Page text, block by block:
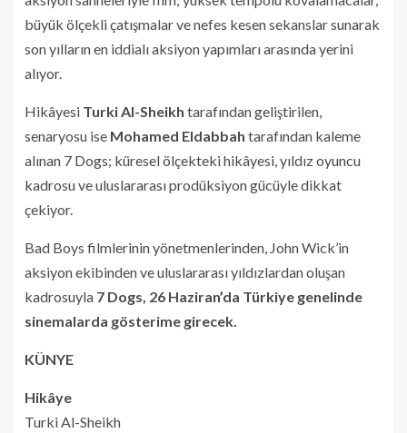
büyük ölçekli çatışmalar ve nefes kesen sekanslar sunarak
son yılların en iddialı aksiyon yapımları arasında yerini
alıyor.
Hikâyesi Turki Al-Sheikh tarafından geliştirilen,
senaryosu ise Mohamed Eldabbah tarafından kaleme
alınan 7 Dogs; küresel ölçekteki hikâyesi, yıldız oyuncu
kadrosu ve uluslararası prodüksiyon gücüyle dikkat
çekiyor.
Bad Boys filmlerinin yönetmenlerinden, John Wick’in
aksiyon ekibinden ve uluslararası yıldızlardan oluşan
kadrosuyla 7 Dogs, 26 Haziran’da Türkiye genelinde
sinemalarda gösterime girecek.
KÜNYE
Hikâye
Turki Al-Sheikh